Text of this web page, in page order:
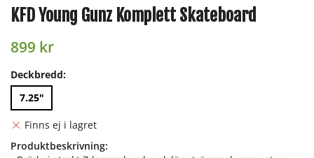
KFD Young Gunz Komplett Skateboard
899 kr
Deckbredd:
7.25"
Finns ej i lagret
Produktbeskrivning: